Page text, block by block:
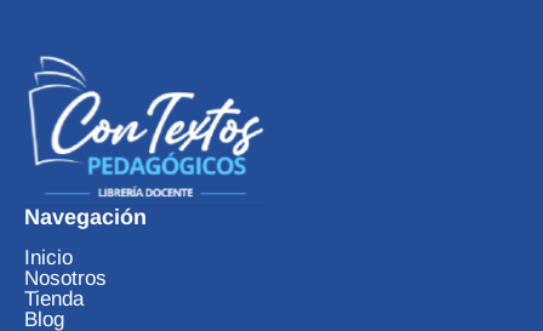
Navegación
Inicio
Nosotros
Tienda
Blog